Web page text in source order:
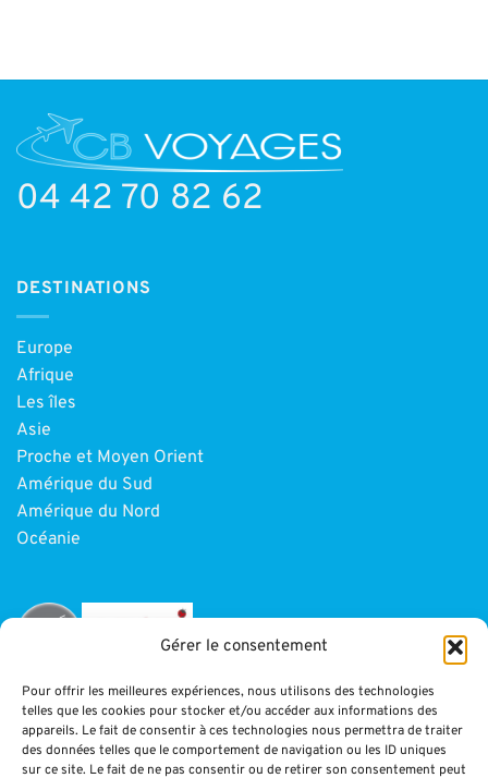
Gérer le consentement
Pour offrir les meilleures expériences, nous utilisons des technologies
telles que les cookies pour stocker et/ou accéder aux informations des
appareils. Le fait de consentir à ces technologies nous permettra de traiter
des données telles que le comportement de navigation ou les ID uniques
sur ce site. Le fait de ne pas consentir ou de retirer son consentement peut
04 42 70 82 62
DESTINATIONS
Europe
Afrique
Les îles
Asie
Proche et Moyen Orient
Amérique du Sud
Amérique du Nord
Océanie
INFORMATIONS